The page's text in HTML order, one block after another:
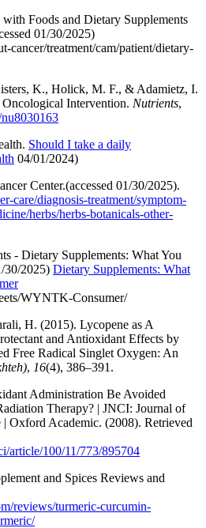
Foods and Dietary Supplements
01/30/2025)
cancer/treatment/cam/patient/dietary-
K., Holick, M. F., & Adamietz, I.
Intervention. Nutrients,
Should I take a daily
04/01/2024)
Center.(accessed 01/30/2025).
care/diagnosis-treatment/symptom-
herbs/herbs-botanicals-other-
- Dietary Supplements: What You
30/2025) Dietary Supplements: What
WYNTK-Consumer/
H. (2015). Lycopene as A
and Antioxidant Effects by
Free Radical Singlet Oxygen: An
, 16(4), 386–391.
Administration Be Avoided
Therapy? | JNCI: Journal of
Oxford Academic. (2008). Retrieved
article/100/11/773/895704
and Spices Reviews and
reviews/turmeric-curcumin-